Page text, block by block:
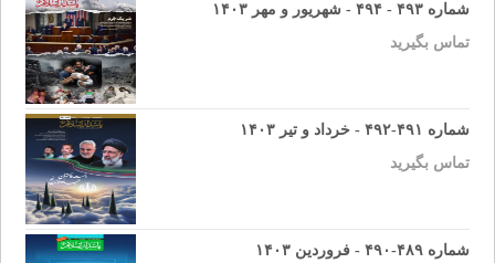
شماره ۴۹۳ - ۴۹۴ - شهریور و مهر ۱۴۰۳
تماس بگیرید
شماره ۴۹۱-۴۹۲ - خرداد و تیر ۱۴۰۳
تماس بگیرید
شماره ۴۸۹-۴۹۰ - فروردین ۱۴۰۳